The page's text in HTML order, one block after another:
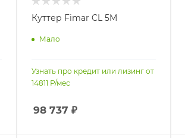
Куттер Fimar CL 5M
Мало
Узнать про кредит или лизинг от
14811 Р/мес
98 737 ₽